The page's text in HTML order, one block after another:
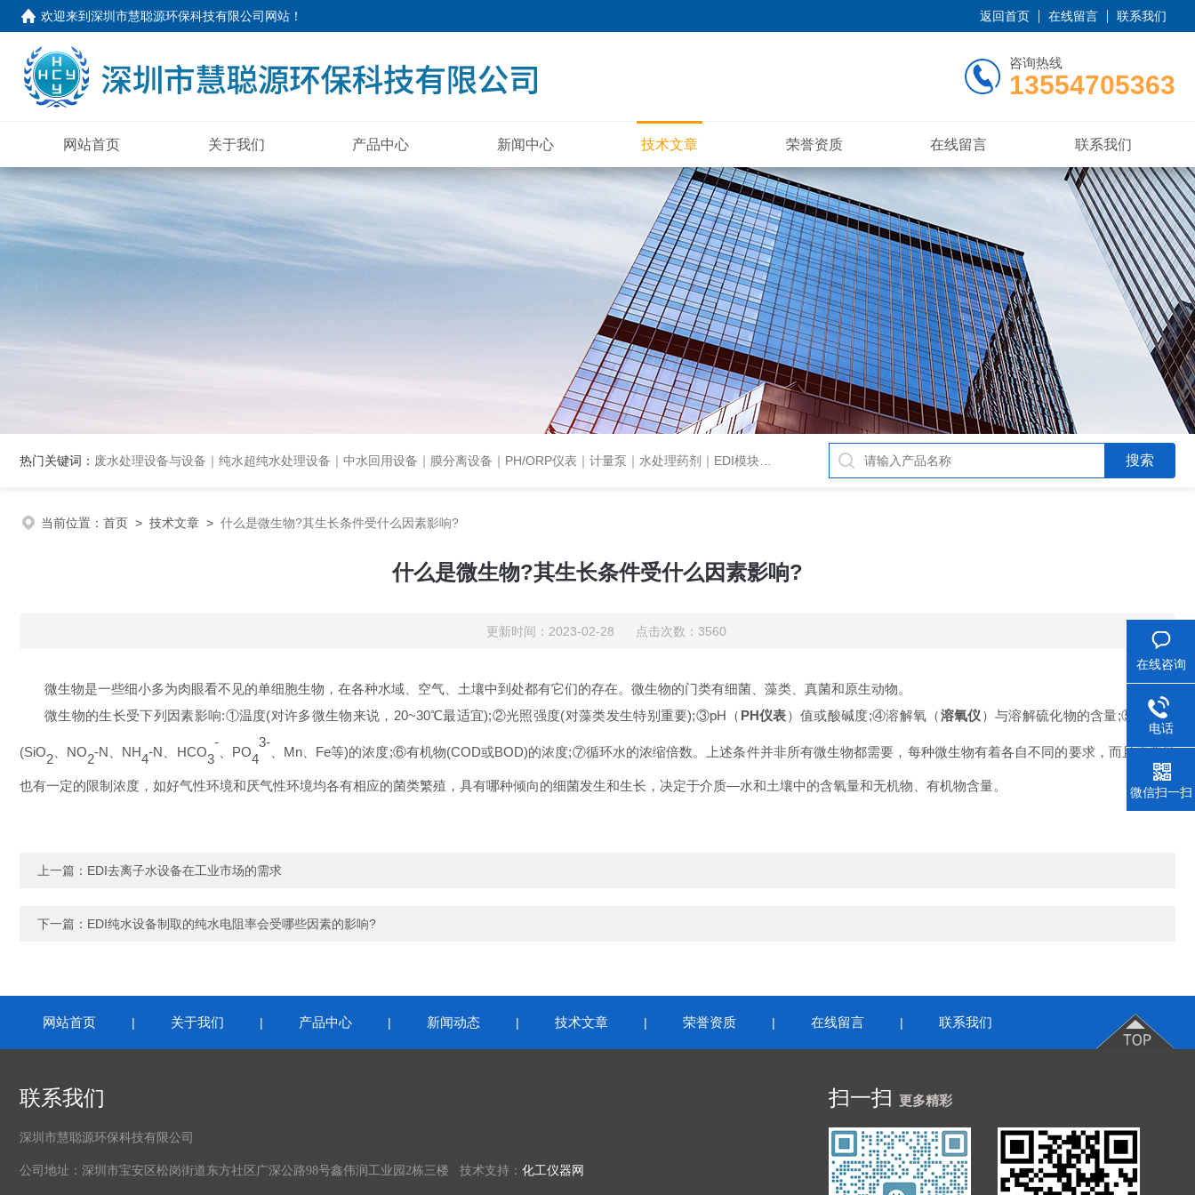
欢迎来到深圳市慧聪源环保科技有限公司网站 ！ 返回首页 在线留言 联系我们
咨询热线
13554705363
网站首页 关于我们 产品中心 新闻中心 技术文章 荣誉资质 在线留言 联系我们
热门关键词： 废水处理设备与设备｜纯水超纯水处理设备｜中水回用设备｜膜分离设备｜PH/ORP仪表｜计量泵｜水处理药剂｜EDI模块代理｜EDI模块维修
当前位置： 首页 > 技术文章 > 什么是微生物?其生长条件受什么因素影响?
什么是微生物?其生长条件受什么因素影响?
更新时间：2023-02-28 点击次数：3560
微生物是一些细小多为肉眼看不见的单细胞生物，在各种水域、空气、土壤中到处都有它们的存在。微生物的门类有细菌、藻类、真菌和原生动物。
微生物的生长受下列因素影响:①温度(对许多微生物来说， 20~30℃最适宜);②光照强度(对藻类发生特别重要);③pH （ PH仪表）值或酸碱度;④溶解氧 （溶氧仪 ） 与溶解硫化物的含量;⑤无机物
(SiO2 NO2-N NH4-N HCO3
-
PO4
3-
Mn、 Fe等)的浓度;⑥有机物(COD或BOD)的浓度;⑦循环水的浓缩倍数。上述条件并非所有微生物都需要，每种微生物有着各自不同的要求，而且需要量
也有一定的限制浓度，如好气性环境和厌气性环境均各有相应的菌类繁殖，具有哪种倾向的细菌发生和生长，决定于介质—水和土壤中的含氧量和无机物、有机物含量。
上一篇： EDI去离子水设备在工业市场的需求
下一篇： EDI纯水设备制取的纯水电阻率会受哪些因素的影响?
网站首页 | 关于我们 | 产品中心 | 新闻动态 | 技术文章 | 荣誉资质 | 在线留言 | 联系我们
联系我们
深圳市慧聪源环保科技有限公司
公司地址：深圳市宝安区松岗街道东方社区广深公路98号鑫伟润工业园2栋三楼 技术支持： 化工仪器网
扫一扫 更多精彩
在线咨询
电话
微信扫一扫